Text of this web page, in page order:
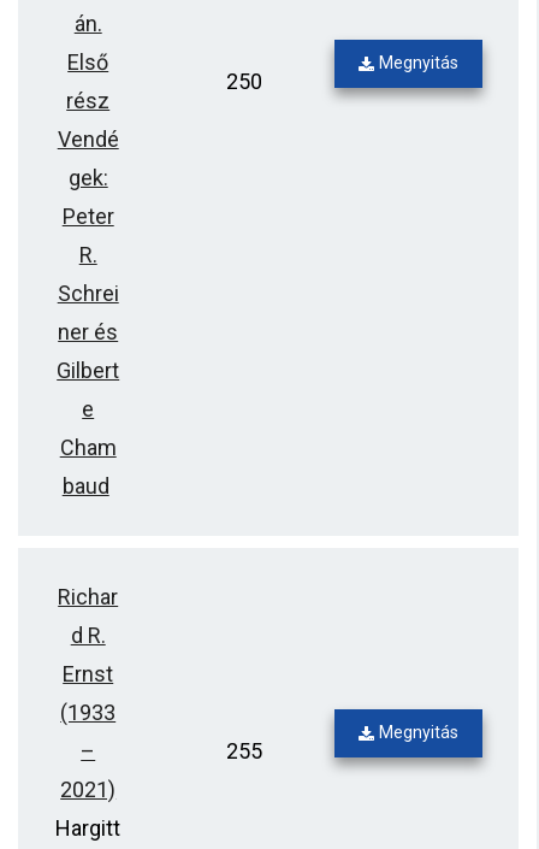
án.
Első
rész
Vendé
gek:
Peter
R.
Schrei
ner és
Gilbert
e
Cham
baud
250
Megnyitás
Richar
d R.
Ernst
(1933
–
2021)
Hargitt
255
Megnyitás